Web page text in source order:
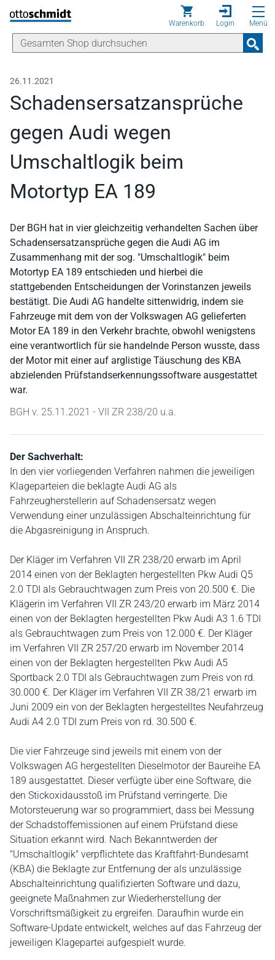
Direkt zum Inhalt
Warenkorb Login Menü
26.11.2021
Schadensersatzansprüche
gegen Audi wegen
Umschaltlogik beim
Motortyp EA 189
Der BGH hat in vier gleichzeitig verhandelten Sachen über
Schadensersatzansprüche gegen die Audi AG im
Zusammenhang mit der sog. "Umschaltlogik" beim
Motortyp EA 189 entschieden und hierbei die
stattgebenden Entscheidungen der Vorinstanzen jeweils
bestätigt. Die Audi AG handelte sittenwidrig, indem sie
Fahrzeuge mit dem von der Volkswagen AG gelieferten
Motor EA 189 in den Verkehr brachte, obwohl wenigstens
eine verantwortlich für sie handelnde Person wusste, dass
der Motor mit einer auf arglistige Täuschung des KBA
abzielenden Prüfstandserkennungssoftware ausgestattet
war.
BGH v. 25.11.2021 - VII ZR 238/20 u.a.
Der Sachverhalt:
In den vier vorliegenden Verfahren nahmen die jeweiligen
Klageparteien die beklagte Audi AG als
Fahrzeugherstellerin auf Schadensersatz wegen
Verwendung einer unzulässigen Abschalteinrichtung für
die Abgasreinigung in Anspruch.
Der Kläger im Verfahren VII ZR 238/20 erwarb im April
2014 einen von der Beklagten hergestellten Pkw Audi Q5
2.0 TDI als Gebrauchtwagen zum Preis von 20.500 €. Die
Klägerin im Verfahren VII ZR 243/20 erwarb im März 2014
einen von der Beklagten hergestellten Pkw Audi A3 1.6 TDI
als Gebrauchtwagen zum Preis von 12.000 €. Der Kläger
im Verfahren VII ZR 257/20 erwarb im November 2014
einen von der Beklagten hergestellten Pkw Audi A5
Sportback 2.0 TDI als Gebrauchtwagen zum Preis von rd.
30.000 €. Der Kläger im Verfahren VII ZR 38/21 erwarb im
Juni 2009 ein von der Beklagten hergestelltes Neufahrzeug
Audi A4 2.0 TDI zum Preis von rd. 30.500 €.
Die vier Fahrzeuge sind jeweils mit einem von der
Volkswagen AG hergestellten Dieselmotor der Baureihe EA
189 ausgestattet. Dieser verfügte über eine Software, die
den Stickoxidausstoß im Prüfstand verringerte. Die
Motorsteuerung war so programmiert, dass bei Messung
der Schadstoffemissionen auf einem Prüfstand diese
Situation erkannt wird. Nach Bekanntwerden der
"Umschaltlogik" verpflichtete das Kraftfahrt-Bundesamt
(KBA) die Beklagte zur Entfernung der als unzulässige
Abschalteinrichtung qualifizierten Software und dazu,
geeignete Maßnahmen zur Wiederherstellung der
Vorschriftsmäßigkeit zu ergreifen. Daraufhin wurde ein
Software-Update entwickelt, welches auf das Fahrzeug der
jeweiligen Klagepartei aufgespielt wurde.